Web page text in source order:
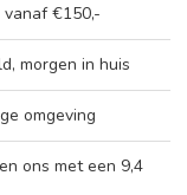
€150,-
morgen in huis
omgeving
ons met een 9,4